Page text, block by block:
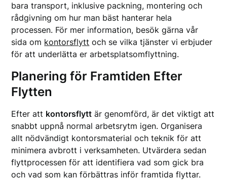
bara transport, inklusive packning, montering och
rådgivning om hur man bäst hanterar hela
processen. För mer information, besök gärna vår
sida om kontorsflytt och se vilka tjänster vi erbjuder
för att underlätta er arbetsplatsomflyttning.
Planering för Framtiden Efter
Flytten
Efter att kontorsflytt är genomförd, är det viktigt att
snabbt uppnå normal arbetsrytm igen. Organisera
allt nödvändigt kontorsmaterial och teknik för att
minimera avbrott i verksamheten. Utvärdera sedan
flyttprocessen för att identifiera vad som gick bra
och vad som kan förbättras inför framtida flyttar.